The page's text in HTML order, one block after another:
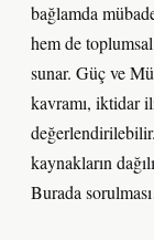
bağlamda
hem de
sunar. Güç ve
kavramı, iktidar
kaynakların
Burada